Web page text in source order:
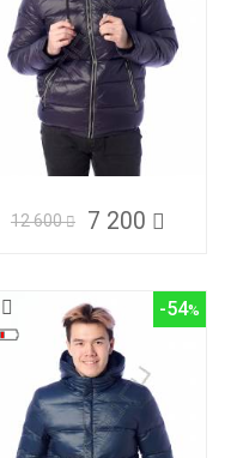
12 600 7 200
-54